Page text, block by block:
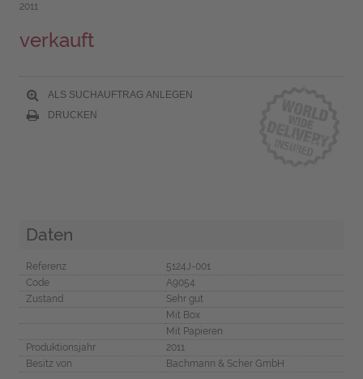
2011
verkauft
ALS SUCHAUFTRAG ANLEGEN
DRUCKEN
Daten
Referenz
5124J-001
Code
A9054
Zustand
Sehr gut
Mit Box
Mit Papieren
Produktionsjahr
2011
Besitz von
Bachmann & Scher GmbH